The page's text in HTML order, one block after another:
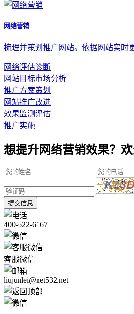
网络营销
梳理并策划推广网站。依据网站实时
网络评估诊断
网站目标市场分析
推广方案策划
网站推广改进
效果监测评估
推广实施
想提升网络营销效果？
提交信息
400-622-6167
客服微信
liujunlei@net532.net